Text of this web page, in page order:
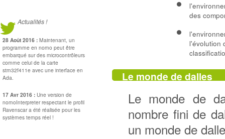
Actualités !
28 Août 2016 : Maintenant, un
programme en nomo peut être
embarqué sur des microcontrôleurs
comme celui de la carte
stm32f411e avec une interface en
Ada.
17 Avr 2016 : Une version de
nomoInterpreter respectant le profil
Ravenscar a été réalisée pour les
systèmes temps réel !
des
l'évolution
Le monde de dalles
Le monde de
nombre fini de
un monde de